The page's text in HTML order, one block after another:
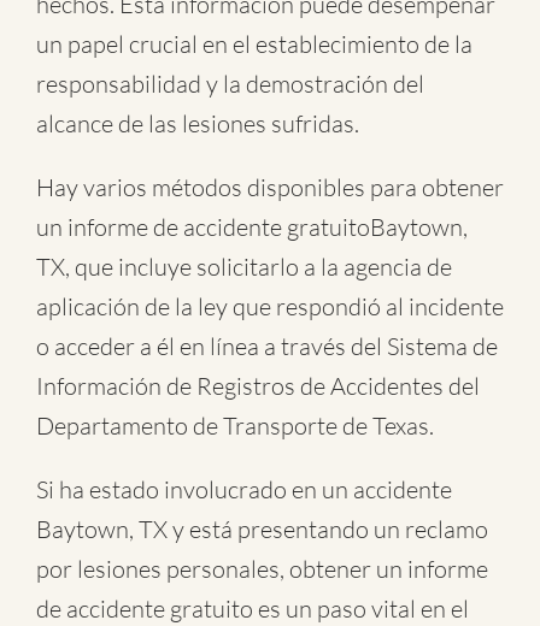
un papel crucial en el establecimiento de la
responsabilidad y la demostración del
alcance de las lesiones sufridas.
Hay varios métodos disponibles para obtener
un informe de accidente gratuitoBaytown,
TX, que incluye solicitarlo a la agencia de
aplicación de la ley que respondió al incidente
o acceder a él en línea a través del Sistema de
Información de Registros de Accidentes del
Departamento de Transporte de Texas.
Si ha estado involucrado en un accidente
Baytown, TX y está presentando un reclamo
por lesiones personales, obtener un informe
de accidente gratuito es un paso vital en el